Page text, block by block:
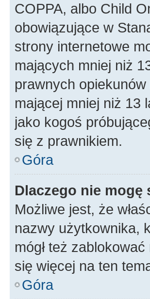
COPPA, albo Child
obowiązujące w
strony internetowe
mających mniej niż
prawnych
mającej mniej niż 13
jako kogoś
się z prawnikiem.
Góra
Dlaczego nie mogę
Możliwe jest, że
nazwy użytkownika,
mógł też
się więcej na ten
Góra